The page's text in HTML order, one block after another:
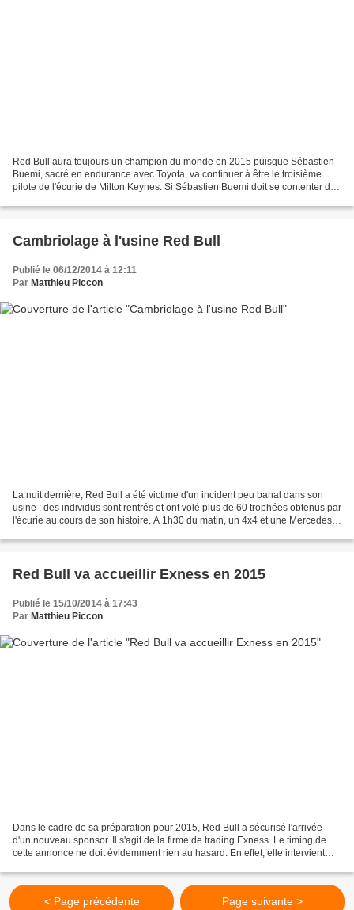
Red Bull aura toujours un champion du monde en 2015 puisque Sébastien
Buemi, sacré en endurance avec Toyota, va continuer à être le troisième
pilote de l'écurie de Milton Keynes. Si Sébastien Buemi doit se contenter de
Cambriolage à l'usine Red Bull
Publié le 06/12/2014 à 12:11
Par Matthieu Piccon
La nuit dernière, Red Bull a été victime d'un incident peu banal dans son
usine : des individus sont rentrés et ont volé plus de 60 trophées obtenus par
l'écurie au cours de son histoire. A 1h30 du matin, un 4x4 et une Mercedes
Red Bull va accueillir Exness en 2015
Publié le 15/10/2014 à 17:43
Par Matthieu Piccon
Dans le cadre de sa préparation pour 2015, Red Bull a sécurisé l'arrivée
d'un nouveau sponsor. Il s'agit de la firme de trading Exness. Le timing de
cette annonce ne doit évidemment rien au hasard. En effet, elle intervient
< Page précédente Page suivante >